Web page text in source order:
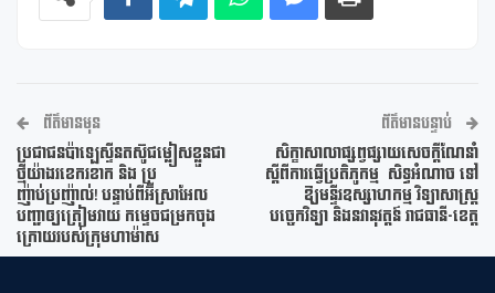
ព័ត៌មានមុន
ប្រជាជនប៉ាឡេស្ទីនតស៊ូជម្លៀសខ្លួនជា
ថ្មីយ៉ាងរខេករខាក និង ប្រ
ញ៉ាប់ប្រញ៉ាល់! បន្ទាប់ពីអ៊ីស្រាអែល
បញ្ជាឲ្យត្រៀមវាយ កម្ទេចជម្រកចុង
ក្រោយរបស់ក្រុមហាម៉ាស
ព័ត៌មានបន្ទាប់
សិក្ខាសាលាផ្សព្វផ្សាយសេចក្ដីណែនាំ
ស្តីពីការធ្វើប្រតិភូកម្ម សិទ្ធអំណាច ទៅ
ឱ្យមន្ទីរឧស្សាហកម្ម វិទ្យាសាស្ត្រ
បច្ចេកវិទ្យា និងនវានុវត្តន៍ រាជធានី-ខេត្ត